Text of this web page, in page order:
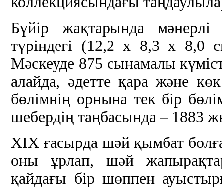
Бүйір жақтарында
түріндегі (12,2 х 8,3 х 8,0
Мәскеуде 875 сынамалы
алайда, әдетте қара және
бөлімнің орнына тек бір
шебердің таңбасында – 1883
ХІХ ғасырда шәй қымбат
оны ұрлап, шәй
қайдағы бір шөппен